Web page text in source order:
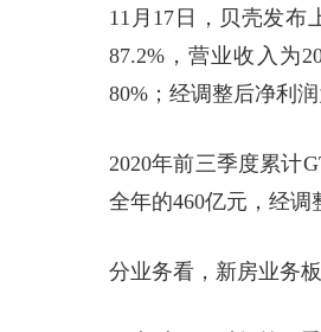
11月17日，贝壳发布
87.2%，营业收入为
80%；经调整后净利润
2020年前三季度累计
全年的460亿元，经调
分业务看，新房业务